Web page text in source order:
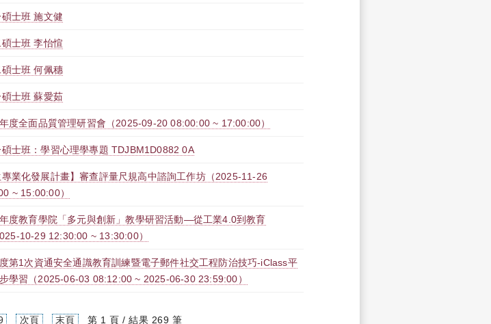
士班 施文健
士班 李怡愃
士班 何佩穗
士班 蘇愛茹
度全面品質管理研習會（2025-09-20 08:00:00 ~ 17:00:00）
士班：學習心理學專題 TDJBM1D0882 0A
專業化發展計畫】審查評量尺規高中諮詢工作坊（2025-11-26
~ 15:00:00）
度教育學院「多元與創新」教學研習活動—從工業4.0到教育
10-29 12:30:00 ~ 13:30:00）
第1次資通安全通識教育訓練暨電子郵件社交工程防治技巧-iClass平
學習（2025-06-03 08:12:00 ~ 2025-06-30 23:59:00）
次頁 末頁 第 1 頁 / 結果 269 筆